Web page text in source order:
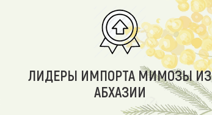
ЛИДЕРЫ ИМПОРТА МИМОЗЫ ИЗ
АБХАЗИИ